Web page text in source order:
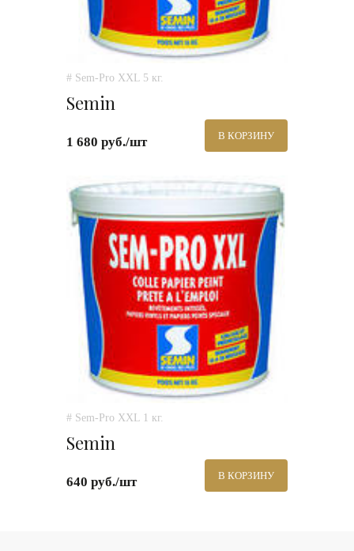
# Sem-Pro XXL 5 кг.
Semin
1 680 руб./шт В КОРЗИНУ
# Sem-Pro XXL 1 кг.
Semin
640 руб./шт В КОРЗИНУ